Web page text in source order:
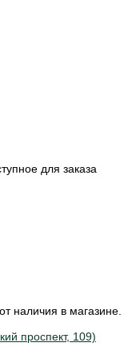
для заказа
наличия в магазине.
проспект, 109)